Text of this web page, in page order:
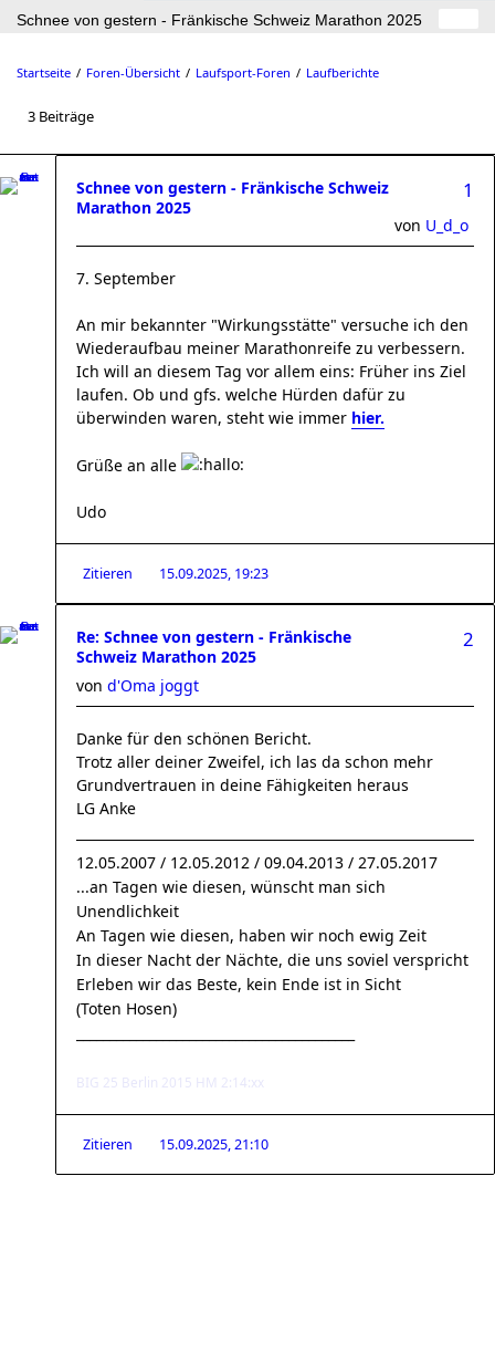
Schnee von gestern - Fränkische Schweiz Marathon 2025
Startseite Foren-Übersicht Laufsport-Foren Laufberichte
3 Beiträge
Schnee von gestern - Fränkische Schweiz
Marathon 2025
1
von U_d_o
7. September
An mir bekannter "Wirkungsstätte" versuche ich den
Wiederaufbau meiner Marathonreife zu verbessern.
Ich will an diesem Tag vor allem eins: Früher ins Ziel
laufen. Ob und gfs. welche Hürden dafür zu
überwinden waren, steht wie immer hier.
Grüße an alle
Udo
Zitieren 15.09.2025, 19:23
Re: Schnee von gestern - Fränkische
Schweiz Marathon 2025
2
von d'Oma joggt
Danke für den schönen Bericht.
Trotz aller deiner Zweifel, ich las da schon mehr
Grundvertrauen in deine Fähigkeiten heraus
LG Anke
12.05.2007 / 12.05.2012 / 09.04.2013 / 27.05.2017
...an Tagen wie diesen, wünscht man sich
Unendlichkeit
An Tagen wie diesen, haben wir noch ewig Zeit
In dieser Nacht der Nächte, die uns soviel verspricht
Erleben wir das Beste, kein Ende ist in Sicht
(Toten Hosen)
BIG 25 Berlin 2015 HM 2:14:xx
Zitieren 15.09.2025, 21:10